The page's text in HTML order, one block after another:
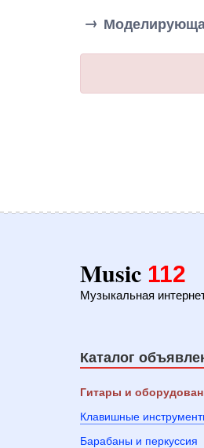
Music 112
Музыкальная
Каталог
Гитары и
Клавишные
Барабаны и перкуссия